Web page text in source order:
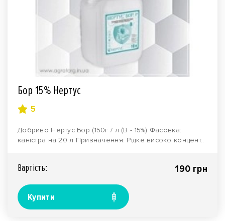
Бор 15% Нертус
5
Добриво Нертус Бор (150г / л (В - 15%) Фасовка:
каністра на 20 л Призначення: Рідке високо концент..
Вартiсть: 190 грн
Купити